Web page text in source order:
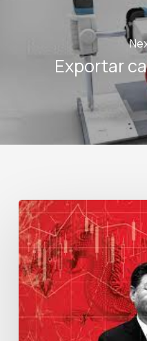
Exportar
Desglobalización
con
China